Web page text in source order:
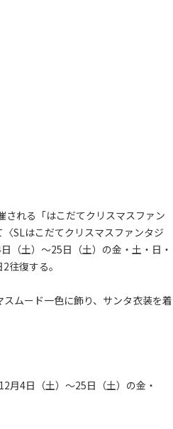
れる「はこだてクリスマスファン
SLはこだてクリスマスファンタジ
（土）～25日（土）の金・土・日・
往復する。
ムード一色に飾り、サンタ衣装を着
月4日（土）～25日（土）の金・